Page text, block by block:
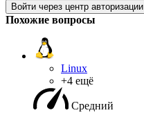
Войти через центр авторизации
Похожие вопросы
Linux
+4 ещё
Средний